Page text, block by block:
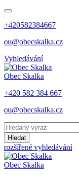
+420582384667
ou@obecskalka.cz
Vyhledávání
Obec Skalka
+420 582 384 667
ou@obecskalka.cz
Hledat
rozšířené vyhledávání
Obec Skalka